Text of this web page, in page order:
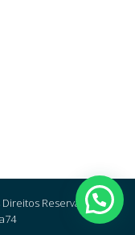
Direitos Reservados |